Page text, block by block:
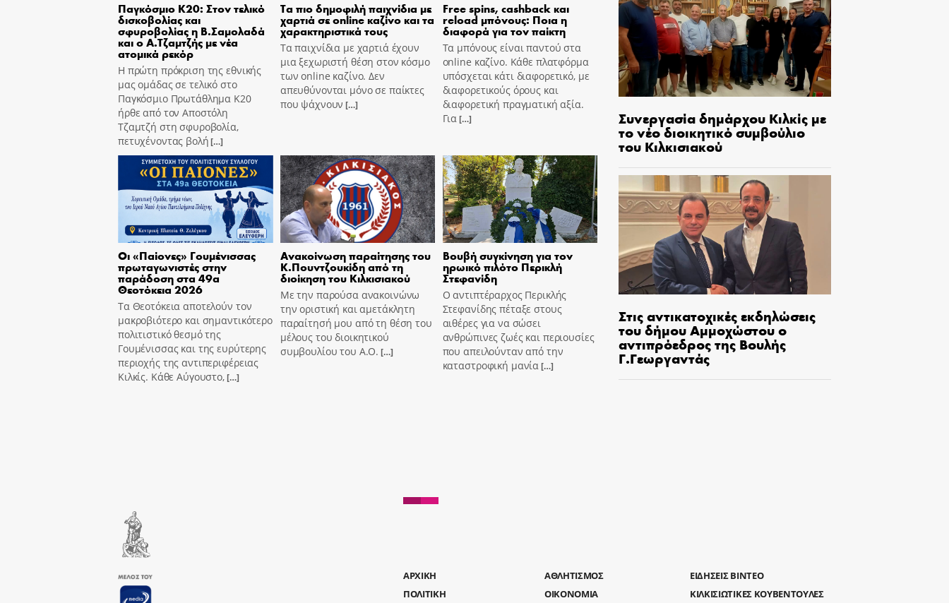
Παγκόσμιο Κ20: Στον τελικό
δισκοβολίας και
σφυροβολίας η Β.Σαμολαδά
και ο Α.Τζαμτζής με νέα
ατομικά ρεκόρ
Η πρώτη πρόκριση της εθνικής
μας ομάδας σε τελικό στο
Παγκόσμιο Πρωτάθλημα Κ20
ήρθε από τον Αποστόλη
Τζαμτζή στη σφυροβολία,
πετυχένοντας βολή[…]
Τα πιο δημοφιλή παιχνίδια με
χαρτιά σε online καζίνο και τα
χαρακτηριστικά τους
Τα παιχνίδια με χαρτιά έχουν
μια ξεχωριστή θέση στον κόσμο
των online καζίνο. Δεν
απευθύνονται μόνο σε παίκτες
που ψάχνουν […]
Free spins, cashback και
reload μπόνους: Ποια η
διαφορά για τον παίκτη
Τα μπόνους είναι παντού στα
online καζίνο. Κάθε πλατφόρμα
υπόσχεται κάτι διαφορετικό, με
διαφορετικούς όρους και
διαφορετική πραγματική αξία.
Για[…]
Οι «Παίονες» Γουμένισσας
πρωταγωνιστές στην
παράδοση στα 49α
Θεοτόκεια 2026
Τα Θεοτόκεια αποτελούν τον
μακροβιότερο και σημαντικότερο
πολιτιστικό θεσμό της
Γουμένισσας και της ευρύτερης
περιοχής της αντιπεριφέρειας
Κιλκίς. Κάθε Αύγουστο,[…]
Ανακοίνωση παραίτησης του
Κ.Πουντζουκίδη από τη
διοίκηση του Κιλκισιακού
Με την παρούσα ανακοινώνω
την οριστική και αμετάκλητη
παραίτησή μου από τη θέση του
μέλους του διοικητικού
συμβουλίου του Α.Ο. […]
Βουβή συγκίνηση για τον
ηρωικό πιλότο Περικλή
Στεφανίδη
Ο αντιπτέραρχος Περικλής
Στεφανίδης πέταξε στους
αιθέρες για να σώσει
ανθρώπινες ζωές και περιουσίες
που απειλούνταν από την
καταστροφική μανία[…]
Συνεργασία δημάρχου Κιλκίς με
το νέο διοικητικό συμβούλιο
του Κιλκισιακού
Στις αντικατοχικές εκδηλώσεις
του δήμου Αμμοχώστου ο
αντιπρόεδρος της Βουλής
Γ.Γεωργαντάς
AΡΧΙΚΗ
ΑΘΛΗΤΙΣΜΟΣ
ΠΟΛΙΤΙΚΗ
ΟΙΚΟΝΟΜΙΑ
ΕΙΔΗΣΕΙΣ ΒΙΝΤΕΟ
ΚΙΛΚΙΣΙΩΤΙΚΕΣ ΚΟΥΒΕΝΤΟΥΛΕΣ